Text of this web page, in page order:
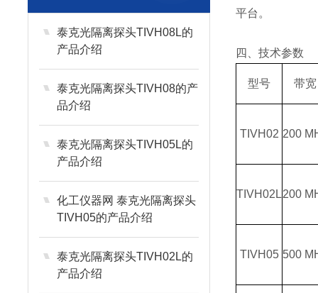
泰克光隔离探头TIVH08L的
产品介绍
泰克光隔离探头TIVH08的产
品介绍
泰克光隔离探头TIVH05L的
产品介绍
化工仪器网 泰克光隔离探头
TIVH05的产品介绍
泰克光隔离探头TIVH02L的
产品介绍
平台。
四、技术参数
型号 带宽
TIVH02 200
TIVH02L200
TIVH05 500